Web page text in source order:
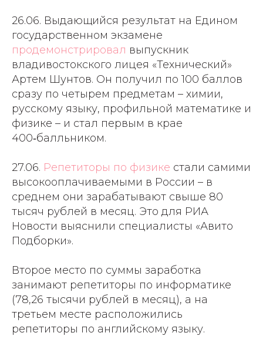
26.06. Выдающийся результат на Едином
государственном экзамене
продемонстрировал выпускник
владивостокского лицея «Технический»
Артем Шунтов. Он получил по 100 баллов
сразу по четырем предметам – химии,
русскому языку, профильной математике и
физике – и стал первым в крае
400‑балльником.
27.06. Репетиторы по физике стали самими
высокооплачиваемыми в России – в
среднем они зарабатывают свыше 80
тысяч рублей в месяц. Это для РИА
Новости выяснили специалисты «Авито
Подборки».
Второе место по суммы заработка
занимают репетиторы по информатике
(78,26 тысячи рублей в месяц), а на
третьем месте расположились
репетиторы по английскому языку.